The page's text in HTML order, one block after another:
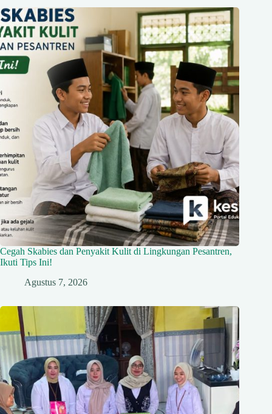
Cegah Skabies dan Penyakit Kulit di Lingkungan Pesantren,
Ikuti Tips Ini!
Agustus 7, 2026